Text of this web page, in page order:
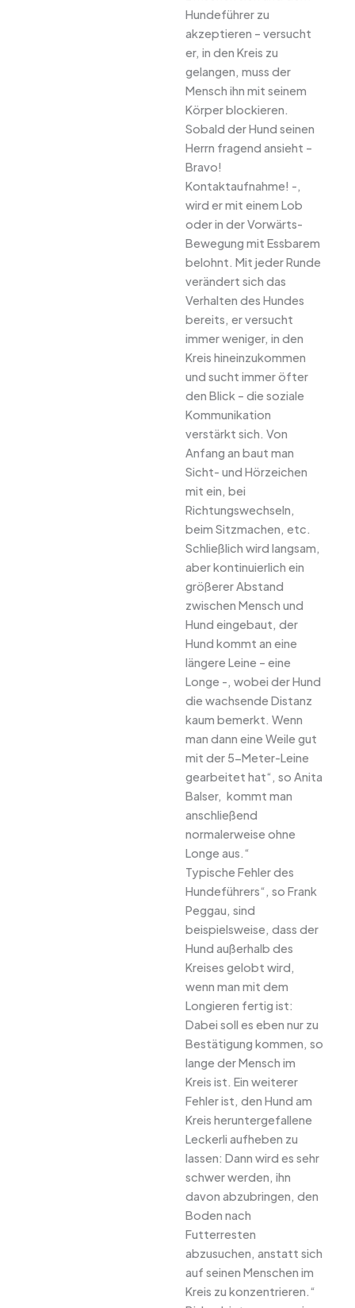
Hundeführer zu
akzeptieren – versucht
er, in den Kreis zu
gelangen, muss der
Mensch ihn mit seinem
Körper blockieren.
Sobald der Hund seinen
Herrn fragend ansieht –
Bravo!
Kontaktaufnahme! -,
wird er mit einem Lob
oder in der Vorwärts-
Bewegung mit Essbarem
belohnt. Mit jeder Runde
verändert sich das
Verhalten des Hundes
bereits, er versucht
immer weniger, in den
Kreis hineinzukommen
und sucht immer öfter
den Blick – die soziale
Kommunikation
verstärkt sich. Von
Anfang an baut man
Sicht- und Hörzeichen
mit ein, bei
Richtungswechseln,
beim Sitzmachen, etc.
Schließlich wird langsam,
aber kontinuierlich ein
größerer Abstand
zwischen Mensch und
Hund eingebaut, der
Hund kommt an eine
längere Leine – eine
Longe -, wobei der Hund
die wachsende Distanz
kaum bemerkt. Wenn
man dann eine Weile gut
mit der 5-Meter-Leine
gearbeitet hat“, so Anita
Balser,  kommt man
anschließend
normalerweise ohne
Longe aus.“
Typische Fehler des
Hundeführers“, so Frank
Peggau, sind
beispielsweise, dass der
Hund außerhalb des
Kreises gelobt wird,
wenn man mit dem
Longieren fertig ist:
Dabei soll es eben nur zu
Bestätigung kommen, so
lange der Mensch im
Kreis ist. Ein weiterer
Fehler ist, den Hund am
Kreis heruntergefallene
Leckerli aufheben zu
lassen: Dann wird es sehr
schwer werden, ihn
davon abzubringen, den
Boden nach
Futterresten
abzusuchen, anstatt sich
auf seinen Menschen im
Kreis zu konzentrieren.“